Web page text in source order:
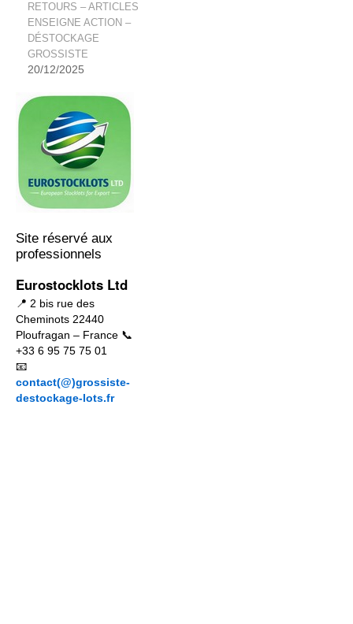
RETOURS – ARTICLES
ENSEIGNE ACTION –
DÉSTOCKAGE
GROSSISTE
20/12/2025
Site réservé aux
professionnels
Eurostocklots Ltd
📍 2 bis rue des
Cheminots 22440
Ploufragan – France 📞
+33 6 95 75 75 01
📧
contact(@)grossiste-
destockage-lots.fr